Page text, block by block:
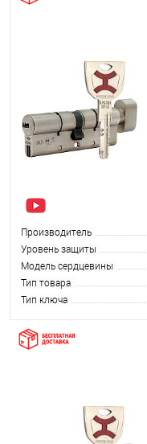
Производитель
Уровень защиты
Модель сердцевины
Тип товара
Тип ключа